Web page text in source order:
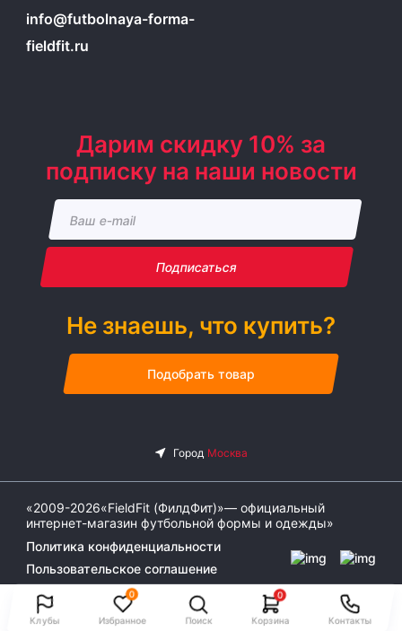
Клубы
0
Избранное Поиск
0
Корзина Контакты
info@futbolnaya-forma-
fieldfit.ru
Дарим скидку 10% за
подписку на наши новости
Подписаться
Не знаешь, что купить?
Подобрать товар
«2009-2026«FieldFit (ФилдФит)»— официальный
интернет-магазин футбольной формы и одежды»
Политика конфиденциальности
Пользовательское соглашение